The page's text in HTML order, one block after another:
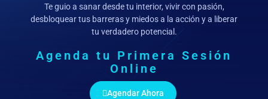
Te guio a sanar desde tu interior, vivir con pasión,
desbloquear tus barreras y miedos a la acción y a liberar
tu verdadero potencial.
Agenda tu Primera Sesión
Online
Agendar Ahora